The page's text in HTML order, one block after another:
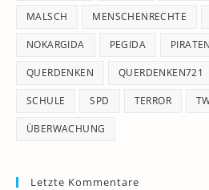
MALSCH MENSCHENRECHTE
NOKARGIDA PEGIDA PIRATEN
QUERDENKEN QUERDENKEN721
SCHULE SPD TERROR
ÜBERWACHUNG
Letzte Kommentare